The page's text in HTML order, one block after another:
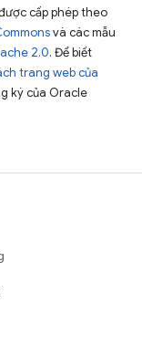
cấp phép theo
và các mẫu
2.0. Để biết
trang web của
ký của Oracle